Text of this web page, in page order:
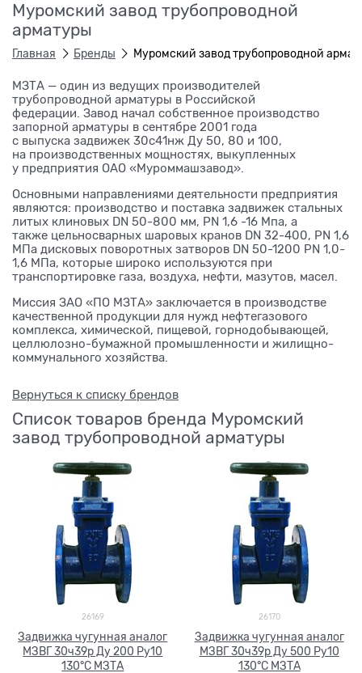
Муромский завод трубопроводной
арматуры
Главная Бренды Муромский завод трубопроводной
МЗТА — один из ведущих производителей
трубопроводной арматуры в Российской
федерации. Завод начал собственное производство
запорной арматуры в сентябре 2001 года
с выпуска задвижек 30с41нж Ду 50, 80 и 100,
на производственных мощностях, выкупленных
у предприятия ОАО «Муроммашзавод».
Основными направлениями деятельности предприятия
являются: производство и поставка задвижек стальных
литых клиновых DN 50-800 мм, PN 1,6 -16 Мпа, а
также цельносварных шаровых кранов DN 32-400, PN 1,6
МПа дисковых поворотных затворов DN 50-1200 PN 1,0-
1,6 МПа, которые широко используются при
транспортировке газа, воздуха, нефти, мазутов, масел.
Миссия ЗАО «ПО МЗТА» заключается в производстве
качественной продукции для нужд нефтегазового
комплекса, химической, пищевой, горнодобывающей,
целлюлозно-бумажной промышленности и жилищно-
коммунального хозяйства.
Вернуться к списку брендов
Список товаров бренда Муромский
завод трубопроводной арматуры
26169
Задвижка чугунная аналог
МЗВГ 30ч39р Ду 200 Ру10
130°C МЗТА
26170
Задвижка чугунная аналог
МЗВГ 30ч39р Ду 500 Ру10
130°C МЗТА